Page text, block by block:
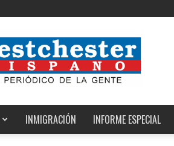
Noticias
de
Westchester,
Estados
y
el
Mundo
INMIGRACIÓN INFORME ESPECIAL